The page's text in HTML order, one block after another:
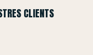
CLIENTS